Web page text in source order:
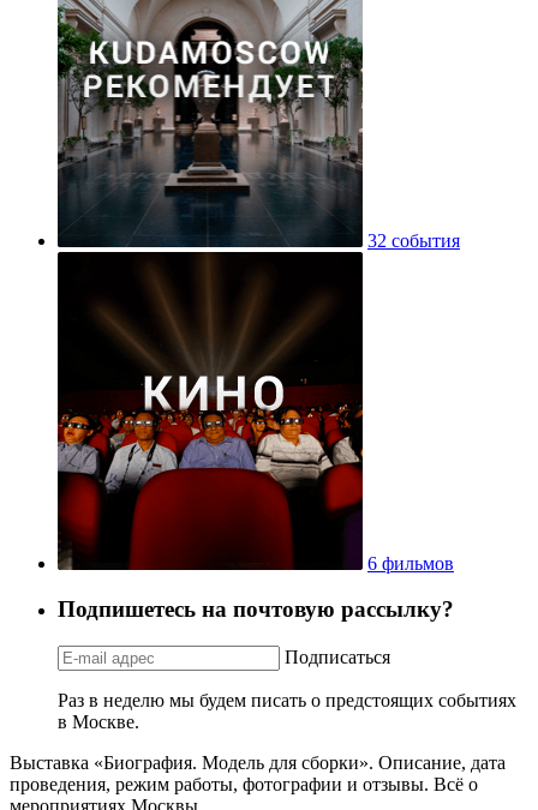
32 события
6 фильмов
Подпишетесь на почтовую рассылку?
Подписаться
Раз в неделю мы будем писать о предстоящих событиях
в Москве.
Выставка «Биография. Модель для сборки». Описание, дата
проведения, режим работы, фотографии и отзывы. Всё о